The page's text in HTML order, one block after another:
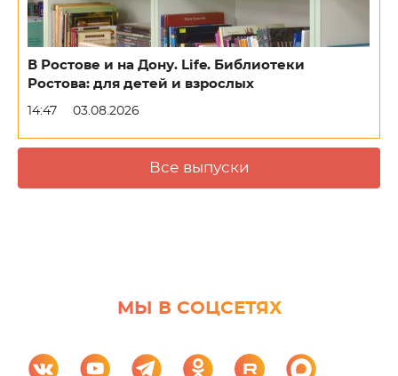
В Ростове и на Дону. Life. Библиотеки
Ростова: для детей и взрослых
14:47 03.08.2026
Все выпуски
МЫ В СОЦСЕТЯХ